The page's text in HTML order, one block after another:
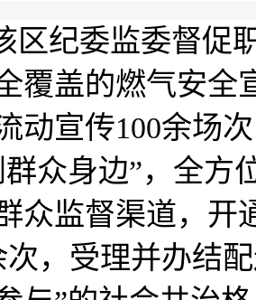
区纪委监委督促
覆盖的燃气安全
动宣传100余场
群众身边”，全方
众监督渠道，开
次，受理并办结